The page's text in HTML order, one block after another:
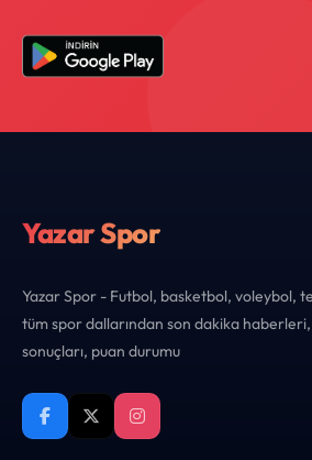
Yazar Spor
Yazar Spor - Futbol, basketbol, voleybol,
tüm spor dallarından son dakika
sonuçları, puan durumu